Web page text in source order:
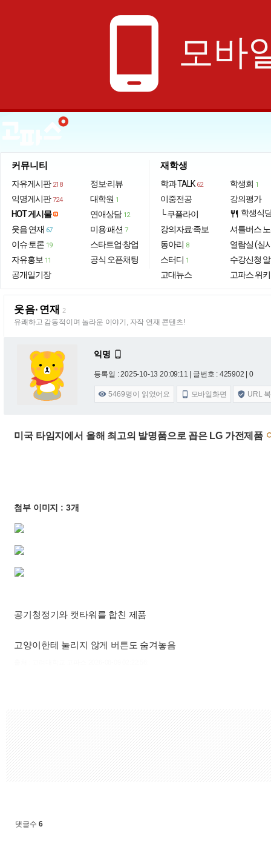
phone_android 모바
커뮤니티
자유게시판 218
익명게시판 724
HOT 게시물
웃음·연재 67
이슈·토론 19
자유홍보 11
공개일기장
정보·리뷰
대학원 1
연애상담 12
미용·패션 7
스타트업·창업
공식 오픈채팅
재학생
학과 TALK 62
이중전공
└ 쿠플라이
강의자료·족보
동아리 8
스터디 1
고대뉴스
학생회 1
강의평가
restaurant 학생식
셔틀버스
열람실 (실
수강신청
고파스 위키
웃음·연재 2
유쾌하고 감동적이며 놀라운 이야기, 자작 연재 콘텐츠!
익명 
등록일 : 2025-10-13 20:09:11 | 글번호 : 425902 | 0
 5469명이 읽었어요  모바일화면  URL
미국 타임지에서 올해 최고의 발명품으로 꼽은 LG 가전제품
첨부 이미지 : 3개
공기청정기와 캣타워를 합친 제품
고양이한테 눌리지 않게 버튼도 숨겨놓음
댓글수 6